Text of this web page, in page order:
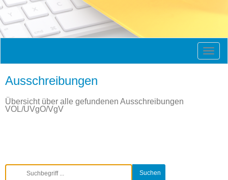
Ausschreibungen
Übersicht über alle gefundenen Ausschreibungen
VOL/UVgO/VgV